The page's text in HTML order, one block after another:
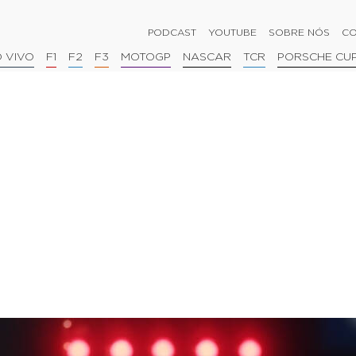
PODCAST YOUTUBE SOBRE NÓS
VIVO F1 F2 F3 MOTOGP NASCAR TCR PORSCHE